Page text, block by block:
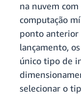
na nuvem
computação
ponto anterior
lançamento,
único tipo de
selecionar o